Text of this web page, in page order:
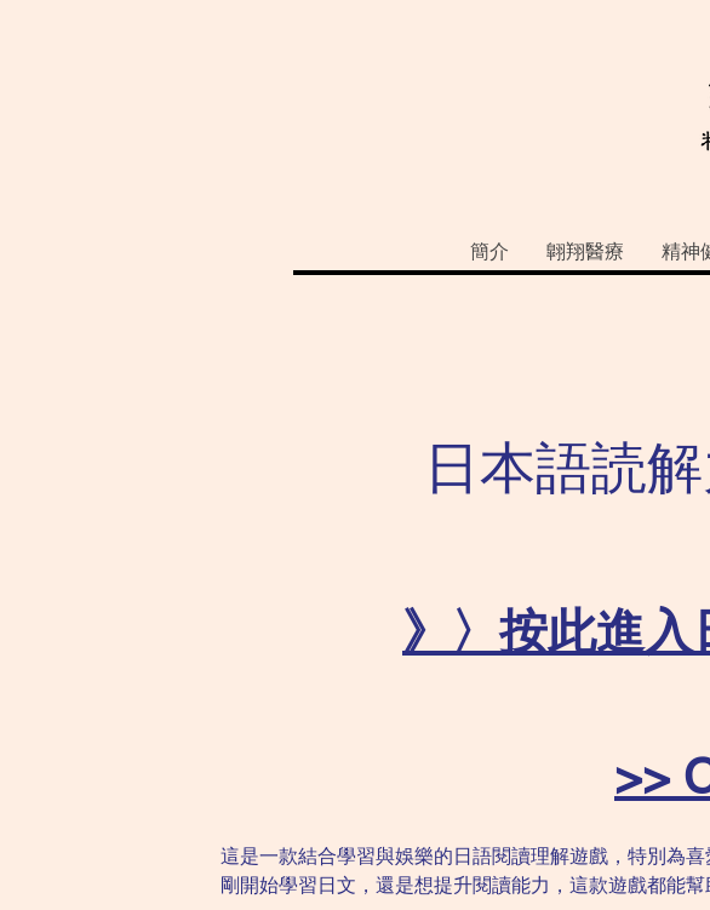
簡介 翺翔醫療 精神
日本語読
》〉按此進
>>
這是一款結合學習與娛樂的日語閱讀理解遊戲，特別為
剛開始學習日文，還是想提升閱讀能力，這款遊戲都能幫